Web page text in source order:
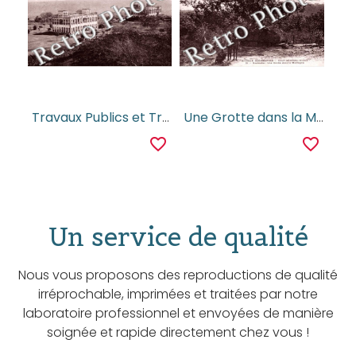
Travaux Publics et Tresor
favorite_border
Une Grotte dans la Montagne, Haut-Senegal-Niger
favorite_border
Un service de qualité
Nous vous proposons des reproductions de qualité
irréprochable, imprimées et traitées par notre
laboratoire professionnel et envoyées de manière
soignée et rapide directement chez vous !